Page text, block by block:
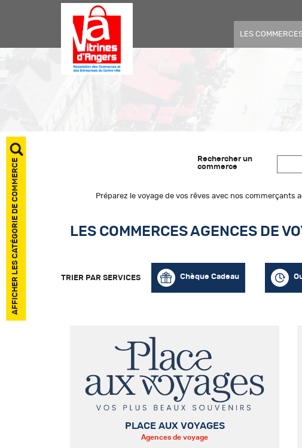
LES
Rechercher un
commerce
Préparez le voyage de vos rêves avec nos
LES COMMERCES AGENCES DE
TRIER PAR SERVICES Chèque Cadeau
PLACE AUX VOYAGES
Agences de voyage
AFFICHER LES CATÉGORIE DE COMMERCE